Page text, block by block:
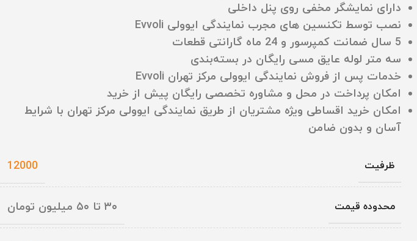
دارای نمایشگر مخفی روی پنل داخلی
نصب توسط تکنسین‌ های مجرب نمایندگی ایوولی Evvoli
5 سال ضمانت کمپرسور و 24 ماه گارانتی قطعات
سه متر لوله عایق مسی رایگان در بسته‌بندی
خدمات پس از فروش نمایندگی ایوولی مرکز تهران Evvoli
امکان پرداخت در محل و مشاوره تخصصی رایگان پیش از خرید
امکان خرید اقساطی ویژه مشتریان از طریق نمایندگی ایوولی مرکز تهران با شرایط
آسان و بدون ضامن
ظرفیت 12000
محدوده قیمت ۳۰ تا ۵۰ میلیون تومان